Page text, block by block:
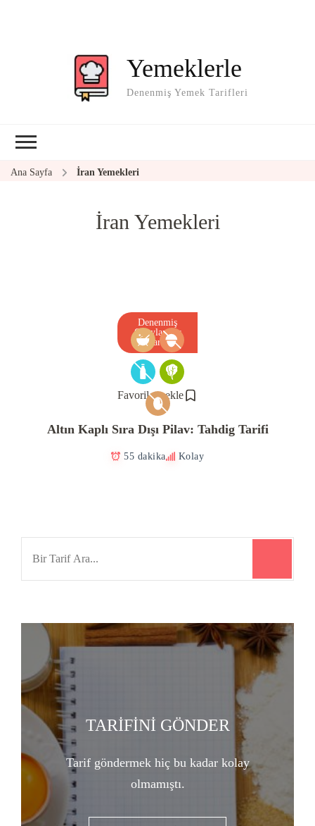
Yemeklerle
Denenmiş Yemek Tarifleri
Ana Sayfa İran Yemekleri
İran Yemekleri
Favorilere ekle
Denenmiş
Onaylanmış
Tarif
Altın Kaplı Sıra Dışı Pilav: Tahdig Tarifi
55 dakika Kolay
TARİFİNİ GÖNDER
Tarif göndermek hiç bu kadar kolay
olmamıştı.